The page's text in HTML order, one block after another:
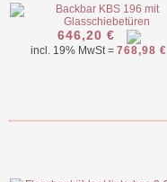
646,20 €
incl. 19% MwSt = 768,98 €